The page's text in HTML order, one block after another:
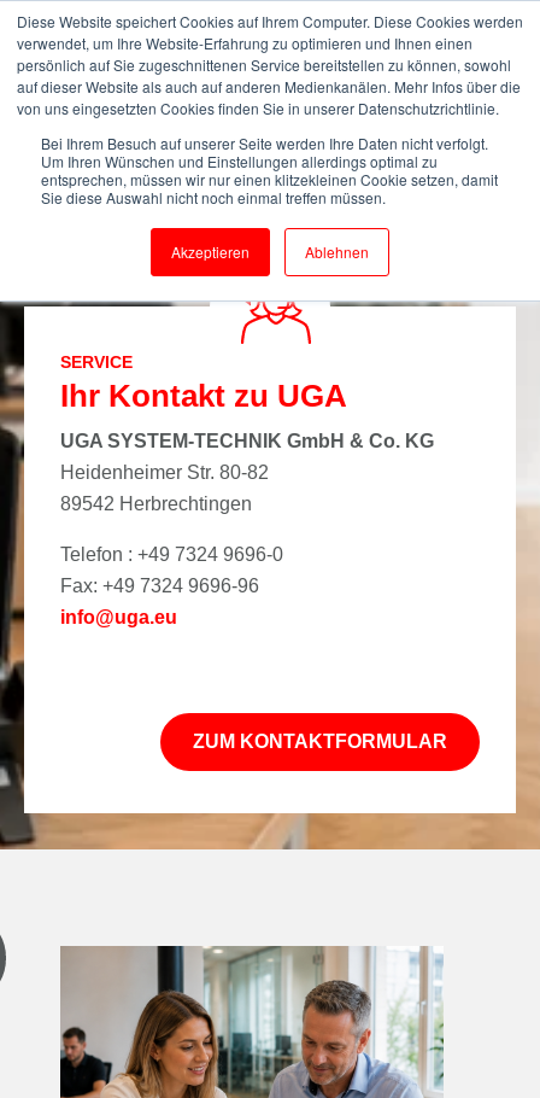
Diese Website speichert Cookies auf Ihrem Computer. Diese Cookies werden
verwendet, um Ihre Website-Erfahrung zu optimieren und Ihnen einen
persönlich auf Sie zugeschnittenen Service bereitstellen zu können, sowohl
auf dieser Website als auch auf anderen Medienkanälen. Mehr Infos über die
von uns eingesetzten Cookies finden Sie in unserer Datenschutzrichtlinie.
Bei Ihrem Besuch auf unserer Seite werden Ihre Daten nicht verfolgt.
Um Ihren Wünschen und Einstellungen allerdings optimal zu
entsprechen, müssen wir nur einen klitzekleinen Cookie setzen, damit
Sie diese Auswahl nicht noch einmal treffen müssen.
Akzeptieren Ablehnen
Start Kontakt Kontaktieren Sie uns
SERVICE
Ihr Kontakt zu UGA
UGA SYSTEM-TECHNIK GmbH & Co. KG
Heidenheimer Str. 80-82
89542 Herbrechtingen
Telefon : +49 7324 9696-0
Fax: +49 7324 9696-96
info@uga.eu
ZUM KONTAKTFORMULAR